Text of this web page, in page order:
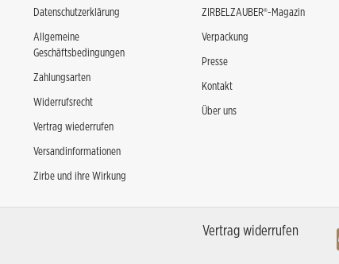
Datenschutzerklärung
Allgemeine
Geschäftsbedingungen
Zahlungsarten
Widerrufsrecht
Vertrag wiederrufen
Versandinformationen
Zirbe und ihre Wirkung
ZIRBELZAUBER®-Magazin
Verpackung
Presse
Kontakt
Über uns
Vertrag widerrufen